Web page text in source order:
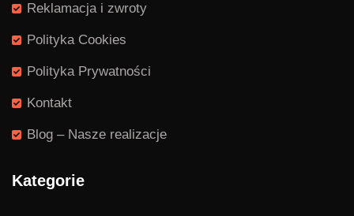
Reklamacja i zwroty
Polityka Cookies
Polityka Prywatności
Kontakt
Blog – Nasze realizacje
Kategorie